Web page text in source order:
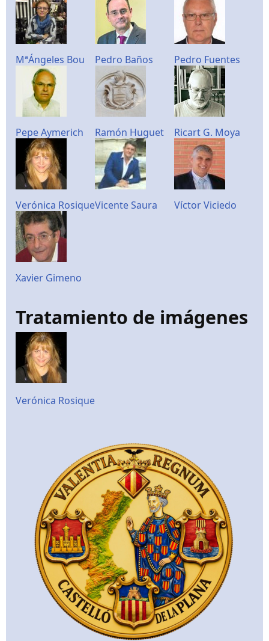
MªÁngeles Bou Pedro Baños Pedro Fuentes
Pepe Aymerich Ramón Huguet Ricart G. Moya
Verónica RosiqueVicente Saura Víctor Viciedo
Xavier Gimeno
Tratamiento de imágenes
Verónica Rosique